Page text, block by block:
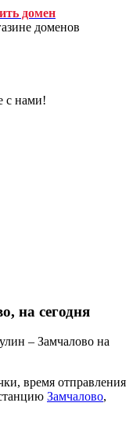
домен
доменов
с нами!
на сегодня
– Замчалово на
время отправления
Замчалово,